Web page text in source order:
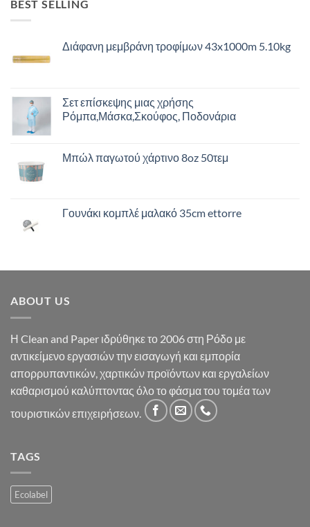
BEST SELLING
Διάφανη μεμβράνη τροφίμων 43x1000m 5.10kg
Σετ επίσκεψης μιας χρήσης
Ρόμπα,Μάσκα,Σκούφος, Ποδονάρια
Μπώλ παγωτού χάρτινο 8oz 50τεμ
Γουνάκι κομπλέ μαλακό 35cm ettorre
ABOUT US
Η Clean and Paper ιδρύθηκε το 2006 στη Ρόδο με
αντικείμενο εργασιών την εισαγωγή και εμπορία
απορρυπαντικών, χαρτικών προϊόντων και εργαλείων
καθαρισμού καλύπτοντας όλο το φάσμα του τομέα των
τουριστικών επιχειρήσεων.
TAGS
Ecolabel